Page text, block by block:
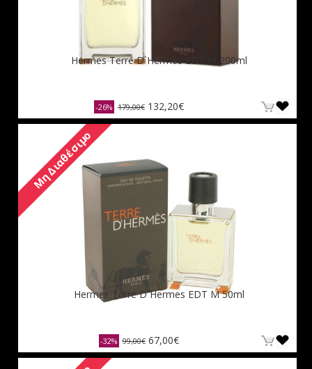
Hermes Terre D`Hermes EDT M 200ml
-26% 179,00€ 132,20€
Μη Διαθέσιμο
Hermes Terre D`Hermes EDT M 50ml
-32% 99,00€ 67,00€